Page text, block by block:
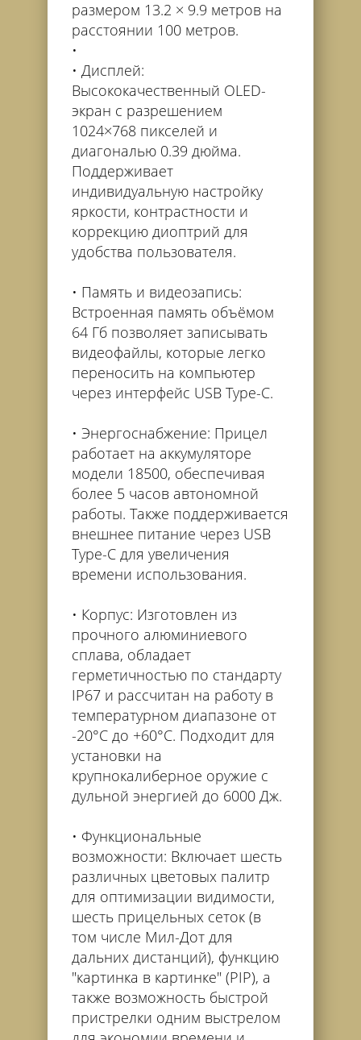
размером 13.2 × 9.9 метров на
расстоянии 100 метров.
Дисплей:
Высококачественный OLED-
экран с разрешением
1024×768 пикселей и
диагональю 0.39 дюйма.
Поддерживает
индивидуальную настройку
яркости, контрастности и
коррекцию диоптрий для
удобства пользователя.
Память и видеозапись:
Встроенная память объёмом
64 Гб позволяет записывать
видеофайлы, которые легко
переносить на компьютер
через интерфейс USB Type-C.
Энергоснабжение: Прицел
работает на аккумуляторе
модели 18500, обеспечивая
более 5 часов автономной
работы. Также поддерживается
внешнее питание через USB
Type-C для увеличения
времени использования.
Корпус: Изготовлен из
прочного алюминиевого
сплава, обладает
герметичностью по стандарту
IP67 и рассчитан на работу в
температурном диапазоне от
-20°C до +60°C. Подходит для
установки на
крупнокалиберное оружие с
дульной энергией до 6000 Дж.
Функциональные
возможности: Включает шесть
различных цветовых палитр
для оптимизации видимости,
шесть прицельных сеток (в
том числе Мил-Дот для
дальних дистанций), функцию
"картинка в картинке" (PIP), а
также возможность быстрой
пристрелки одним выстрелом